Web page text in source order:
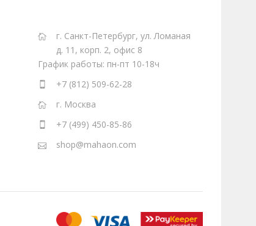
г. Санкт-Петербург, ул. Ломаная
д. 11, корп. 2, офис 8
График работы: пн-пт 10-18ч
+7 (812) 509-62-28
г. Москва
+7 (499) 450-85-86
shop@mahaon.com